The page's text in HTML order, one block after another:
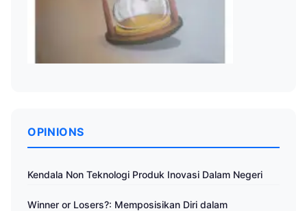
OPINIONS
Kendala Non Teknologi Produk Inovasi Dalam Negeri
Winner or Losers?: Memposisikan Diri dalam